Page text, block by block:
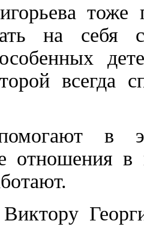
на себя
всегда
в
отношения